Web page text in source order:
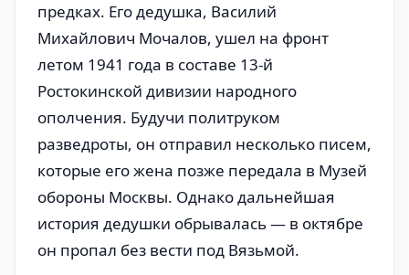
предках. Его дедушка, Василий
Михайлович Мочалов, ушел на фронт
летом 1941 года в составе 13-й
Ростокинской дивизии народного
ополчения. Будучи политруком
разведроты, он отправил несколько писем,
которые его жена позже передала в Музей
обороны Москвы. Однако дальнейшая
история дедушки обрывалась — в октябре
он пропал без вести под Вязьмой.